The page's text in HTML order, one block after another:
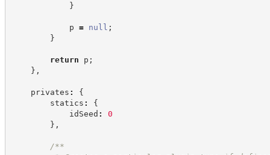
}
p = null ;
}
return p ;
} ,
privates :
{
statics :
{
idSeed :
0
} ,
/**